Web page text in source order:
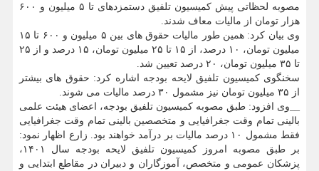
مصوبه لحظاتی پیش کمیسیون تلفیق دستمزدهای تا ۵ میلیون و ۶۰۰
هزار تومان از مالیات معاف شدند.
وی بیان کرد: همین طور مالیات حقوق های بین ۵ میلیون و ۶۰۰ تا ۱۵
میلیون تومان، ۱۰ درصد، از ۱۵ تا ۲۵ میلیون تومان، ۱۵ درصد و از ۲۵
تا ۳۵ میلیون تومان، ۲۰ درصد تعیین شد.
سخنگوی کمیسیون تلفیق لایحه بودجه اشاره کرد: حقوق های بیشتر
از ۳۵ میلیون تومان نیز مشمول ۳۰ درصد مالیات می شوند.
__وی افزود: طبق مصوبه کمیسیون تلفیق بودجه، اعضای هیئت علمی
بالینی تمام وقت جغرافیایی و متخصصین بالینی تمام وقت جغرافیایی
فقط مشمول ۱۰ درصد مالیات بر درآمد خواهند بود. زارع اظهار نمود:
بر طبق مصوبه امروز کمیسیون تلفیق لایحه بودجه سال ۱۴۰۱،
پزشکان عمومی و متخصص، آموزگاران و دبیران در مقاطع ابتدایی و